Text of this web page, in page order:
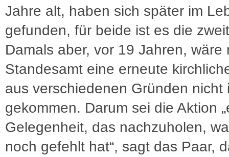
Jahre alt, haben sich später im
gefunden, für beide ist es die
Damals aber, vor 19 Jahren, wäre
Standesamt eine erneute
aus verschiedenen Gründen nicht
gekommen. Darum sei die Aktion
Gelegenheit, das nachzuholen,
noch gefehlt hat“, sagt das Paar,